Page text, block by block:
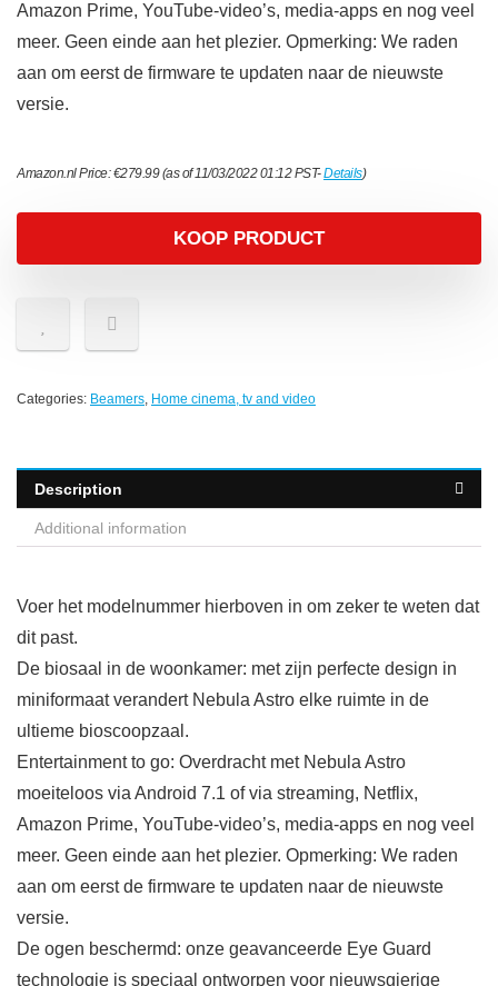
Amazon Prime, YouTube-video’s, media-apps en nog veel
meer. Geen einde aan het plezier. Opmerking: We raden
aan om eerst de firmware te updaten naar de nieuwste
versie.
Amazon.nl Price:€279.99(as of 11/03/2022 01:12 PST-Details)
KOOP PRODUCT
Categories: Beamers, Home cinema, tv and video
Description
Additional information
Voer het modelnummer hierboven in om zeker te weten dat
dit past.
De biosaal in de woonkamer: met zijn perfecte design in
miniformaat verandert Nebula Astro elke ruimte in de
ultieme bioscoopzaal.
Entertainment to go: Overdracht met Nebula Astro
moeiteloos via Android 7.1 of via streaming, Netflix,
Amazon Prime, YouTube-video’s, media-apps en nog veel
meer. Geen einde aan het plezier. Opmerking: We raden
aan om eerst de firmware te updaten naar de nieuwste
versie.
De ogen beschermd: onze geavanceerde Eye Guard
technologie is speciaal ontworpen voor nieuwsgierige